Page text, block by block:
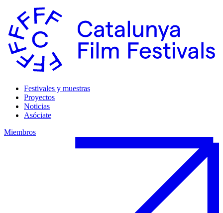
Festivales y muestras
Proyectos
Noticias
Asóciate
Miembros